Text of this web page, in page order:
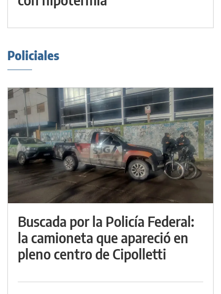
Policiales
Buscada por la Policía Federal:
la camioneta que apareció en
pleno centro de Cipolletti